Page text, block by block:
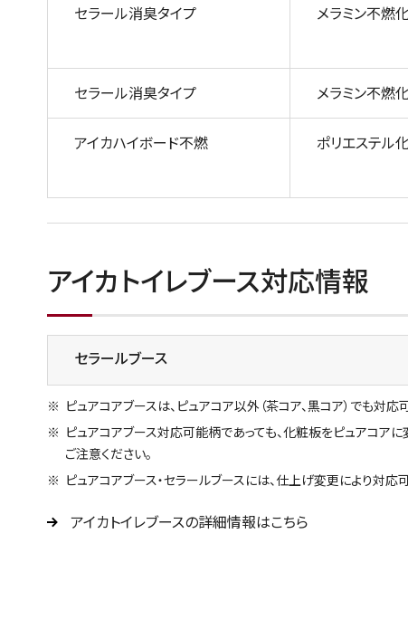
セラール消臭タイプ メラミン不燃
セラール消臭タイプ メラミン不燃
アイカハイボード不燃 ポリエステル
アイカトイレブース対応情報
セラールブース
ピュアコアブースは、ピュアコア以外（茶コア、黒コア）でも対応
ピュアコアブース対応可能柄であっても、化粧板をピュアコア
ご注意ください。
ピュアコアブース・セラールブースには、仕上げ変更により対応
アイカトイレブースの詳細情報はこちら